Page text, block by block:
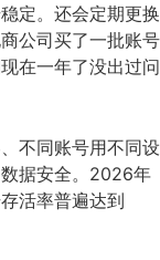
定。还会定期更换
公司买了一批账号
在一年了没出过问
不同账号用不同设
据安全。2026年
活率普遍达到